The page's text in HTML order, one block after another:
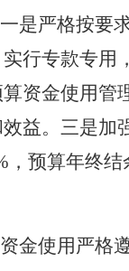
是严格按要
行专款专用，
资金使用管
益。三是加
， 预算年终结
金使用严格